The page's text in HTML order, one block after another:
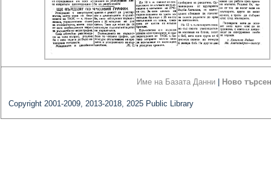
Име на Базата Данни Ново
Copyright 2001-2009, 2013-2018, 2025 Public Library